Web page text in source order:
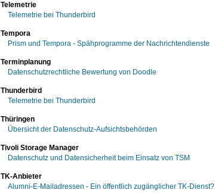
Telemetrie
Telemetrie bei Thunderbird
Tempora
Prism und Tempora - Spähprogramme der Nachrichtendienste
Terminplanung
Datenschutzrechtliche Bewertung von Doodle
Thunderbird
Telemetrie bei Thunderbird
Thüringen
Übersicht der Datenschutz-Aufsichtsbehörden
Tivoli Storage Manager
Datenschutz und Datensicherheit beim Einsatz von TSM
TK-Anbieter
Alumni-E-Mailadressen - Ein öffentlich zugänglicher TK-Dienst?